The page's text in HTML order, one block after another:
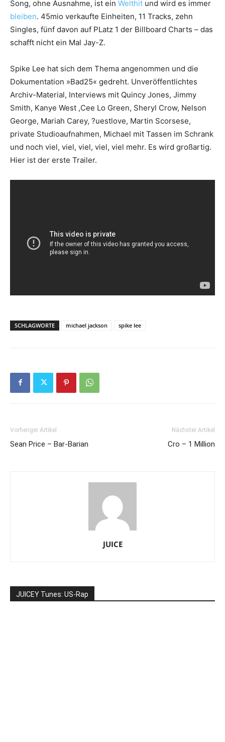
Song, ohne Ausnahme, ist ein Welthit und wird es immer
bleiben. 45mio verkaufte Einheiten, 11 Tracks, zehn
Singles, fünf davon auf PLatz 1 der Billboard Charts – das
schafft nicht ein Mal Jay-Z.
Spike Lee hat sich dem Thema angenommen und die
Dokumentation »Bad25« gedreht. Unveröffentlichtes
Archiv-Material, Interviews mit Quincy Jones, Jimmy
Smith, Kanye West ,Cee Lo Green, Sheryl Crow, Nelson
George, Mariah Carey, ?uestlove, Martin Scorsese,
private Studioaufnahmen, Michael mit Tassen im Schrank
und noch viel, viel, viel, viel, viel mehr. Es wird großartig.
Hier ist der erste Trailer.
SCHLAGWORTE michael jackson spike lee
Vorheriger Artikel
Sean Price – Bar-Barian
Nächster Artikel
Cro – 1 Million
JUICE
JUICEY Tunes: US-Rap